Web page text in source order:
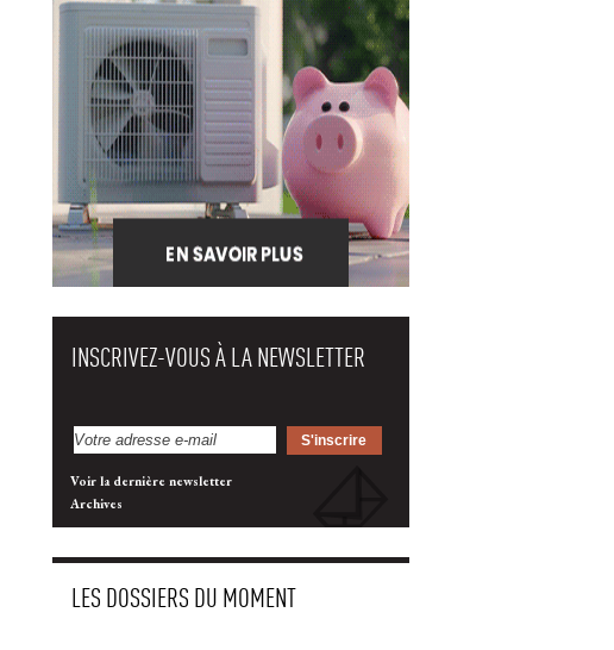
INSCRIVEZ-VOUS À LA NEWSLETTER
Voir la dernière newsletter
Archives
LES DOSSIERS DU MOMENT